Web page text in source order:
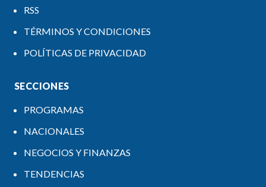
RSS
TÉRMINOS Y CONDICIONES
POLÍTICAS DE PRIVACIDAD
SECCIONES
PROGRAMAS
NACIONALES
NEGOCIOS Y FINANZAS
TENDENCIAS